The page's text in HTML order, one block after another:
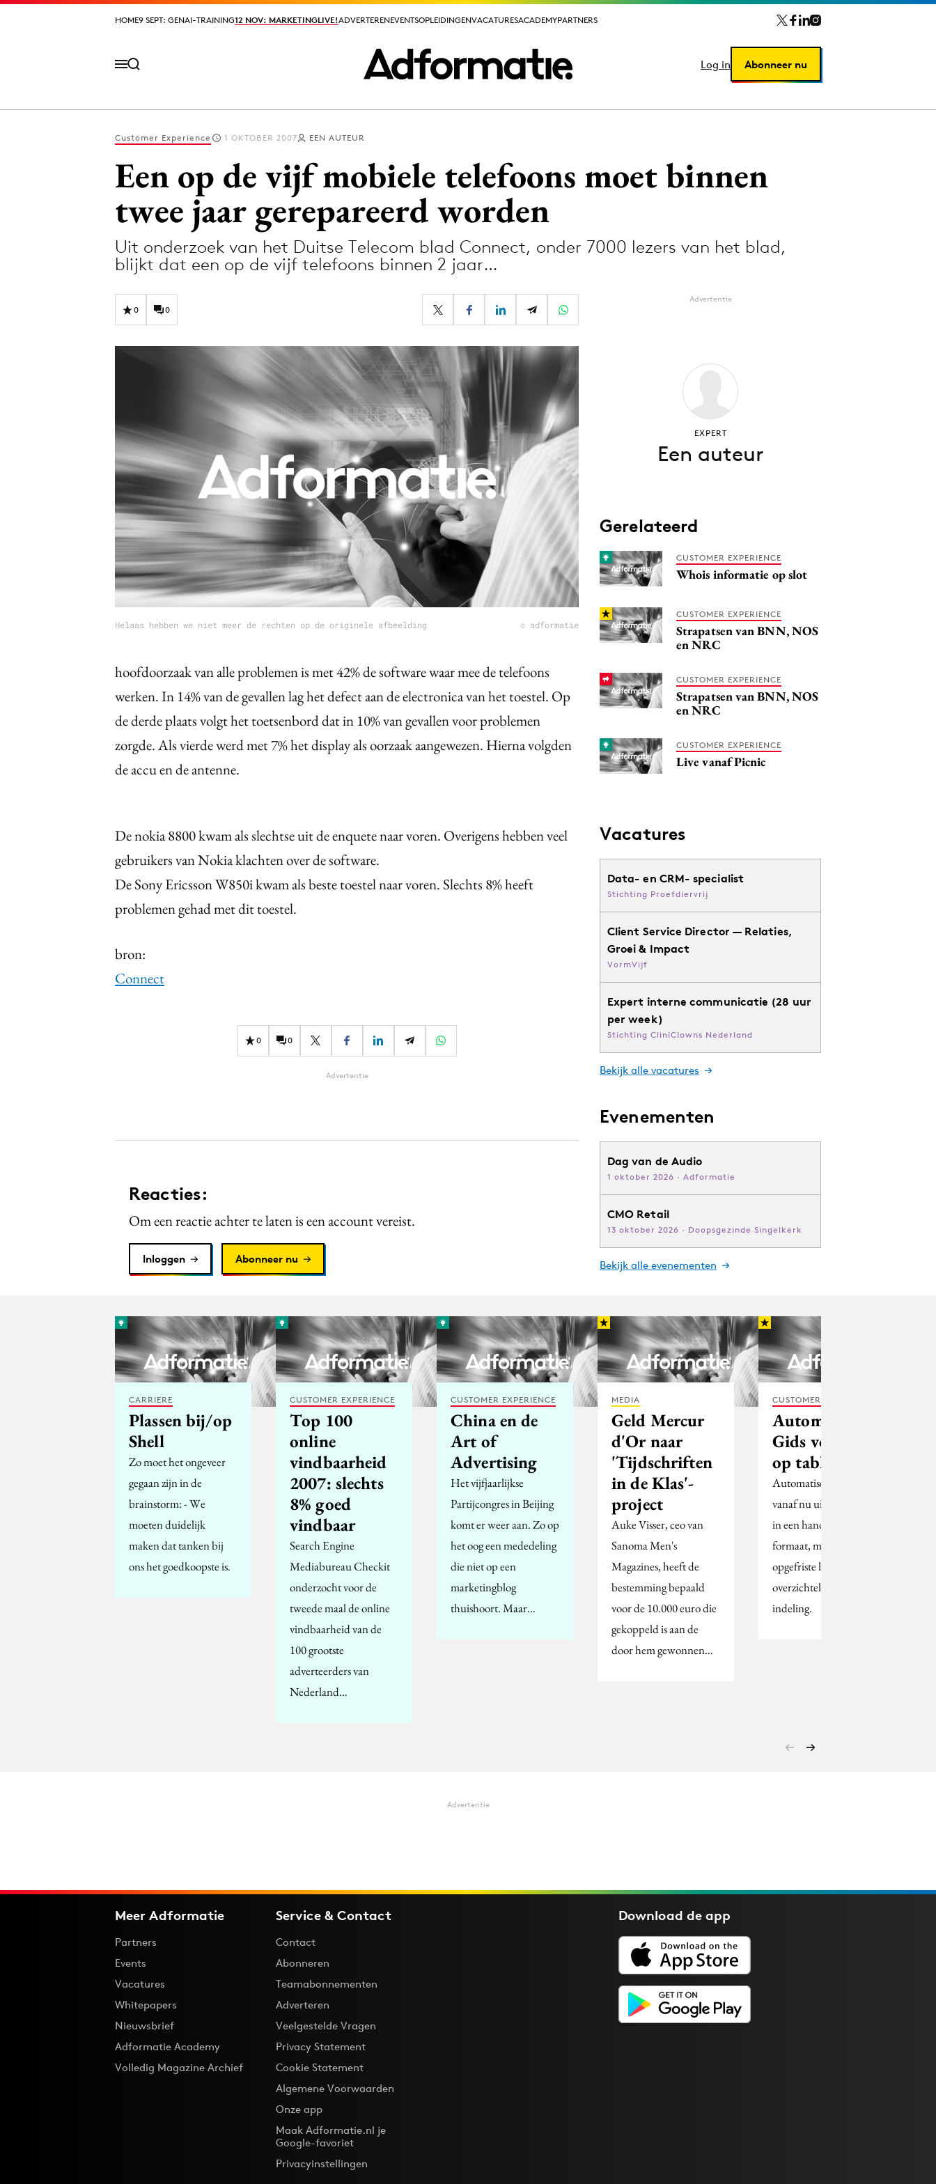
HOME9 SEPT: GENAI-TRAINING12 NOV: MARKETINGLIVE!ADVERTERENEVENTSOPLEIDINGENVACATURESACADEMYPARTNERS
Log in Abonneer nu
HOME9 SEPT: GENAI-TRAINING12 NOV: MARKETINGLIVE!ADVERTERENEVENTSOPLEIDINGENVACATURESACADEMYPARTNERS
Log in Abonneer nu
Design
Digital transformation
Influencer marketing
Interne communicatie
Martech
Media
Merkstrategie
PR
Programmatic
Reputatie & crisis
Customer Experience 1 OKTOBER 2007 EEN AUTEUR
Een op de vijf mobiele telefoons moet binnen
twee jaar gerepareerd worden
Uit onderzoek van het Duitse Telecom blad Connect, onder 7000 lezers van het blad,
blijkt dat een op de vijf telefoons binnen 2 jaar…
0 0
Helaas hebben we niet meer de rechten op de originele afbeelding © adformatie
hoofdoorzaak van alle problemen is met 42% de software waar mee de telefoons
werken. In 14% van de gevallen lag het defect aan de electronica van het toestel. Op
de derde plaats volgt het toetsenbord dat in 10% van gevallen voor problemen
zorgde. Als vierde werd met 7% het display als oorzaak aangewezen. Hierna volgden
de accu en de antenne.
De nokia 8800 kwam als slechtse uit de enquete naar voren. Overigens hebben veel
gebruikers van Nokia klachten over de software.
De Sony Ericsson W850i kwam als beste toestel naar voren. Slechts 8% heeft
problemen gehad met dit toestel.
bron:
Connect
0 0
Advertentie
Reacties:
Om een reactie achter te laten is een account vereist.
Inloggen Abonneer nu
Advertentie
EXPERT
Een auteur
Gerelateerd
CUSTOMER EXPERIENCE
Whois informatie op slot
CUSTOMER EXPERIENCE
Strapatsen van BNN, NOS
en NRC
CUSTOMER EXPERIENCE
Strapatsen van BNN, NOS
en NRC
CUSTOMER EXPERIENCE
Live vanaf Picnic
Vacatures
Data- en CRM- specialist
Stichting Proefdiervrij
Client Service Director — Relaties,
Groei & Impact
VormVijf
Expert interne communicatie (28 uur
per week)
Stichting CliniClowns Nederland
Bekijk alle vacatures
Evenementen
Dag van de Audio
1 oktober 2026 · Adformatie
CMO Retail
13 oktober 2026 · Doopsgezinde Singelkerk
Bekijk alle evenementen
CARRIERE
Plassen bij/op
Shell
Zo moet het ongeveer
gegaan zijn in de
brainstorm: - We
moeten duidelijk
maken dat tanken bij
ons het goedkoopste is.
CUSTOMER EXPERIENCE
Top 100
online
vindbaarheid
2007: slechts
8% goed
vindbaar
Search Engine
Mediabureau Checkit
onderzocht voor de
tweede maal de online
vindbaarheid van de
100 grootste
adverteerders van
Nederland…
CUSTOMER EXPERIENCE
China en de
Art of
Advertising
Het vijfjaarlijkse
Partijcongres in Beijing
komt er weer aan. Zo op
het oog een mededeling
die niet op een
marketingblog
thuishoort. Maar…
MEDIA
Geld Mercur
d'Or naar
'Tijdschriften
in de Klas'-
project
Auke Visser, ceo van
Sanoma Men's
Magazines, heeft de
bestemming bepaald
voor de 10.000 euro die
gekoppeld is aan de
door hem gewonnen…
CUSTOMER EXPERIENCE
Automatisering
Gids voortaan
op tabloid
Automatisering Gids is
vanaf nu uit op tabloid,
in een handzamer
formaat, met een
opgefriste lay-out en een
overzichtelijker
indeling.
Advertentie
Meer Adformatie
Partners
Events
Vacatures
Whitepapers
Nieuwsbrief
Adformatie Academy
Volledig Magazine Archief
Service & Contact
Contact
Abonneren
Teamabonnementen
Adverteren
Veelgestelde Vragen
Privacy Statement
Cookie Statement
Algemene Voorwaarden
Onze app
Maak Adformatie.nl je
Google-favoriet
Privacyinstellingen
Download deapp